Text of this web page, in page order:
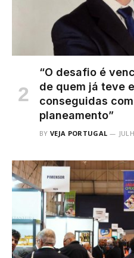
“O desafio é
de quem já teve
conseguidas
planeamento”
BY VEJA PORTUGAL